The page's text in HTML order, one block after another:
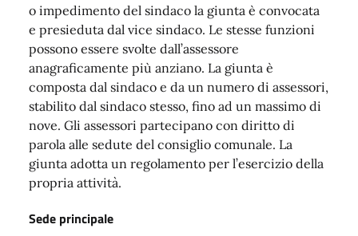
o impedimento del sindaco la giunta è convocata
e presieduta dal vice sindaco. Le stesse funzioni
possono essere svolte dall’assessore
anagraficamente più anziano. La giunta è
composta dal sindaco e da un numero di assessori,
stabilito dal sindaco stesso, fino ad un massimo di
nove. Gli assessori partecipano con diritto di
parola alle sedute del consiglio comunale. La
giunta adotta un regolamento per l’esercizio della
propria attività.
Sede principale